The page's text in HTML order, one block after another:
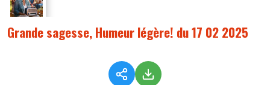
Grande sagesse, Humeur légère! du 17 02 2025